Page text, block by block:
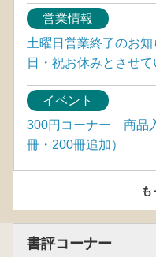
営業情報
土曜日営業終了のお
日・祝お休みとさせて
イベント
300円コーナー 商品
冊・200冊追加）
も
書評コーナー